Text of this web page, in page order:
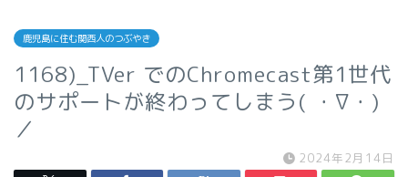
鹿児島に住む関西人のつぶやき
1168)_TVer でのChromecast第1世代
のサポートが終わってしまう( ・∇・)
／
2024年2月14日